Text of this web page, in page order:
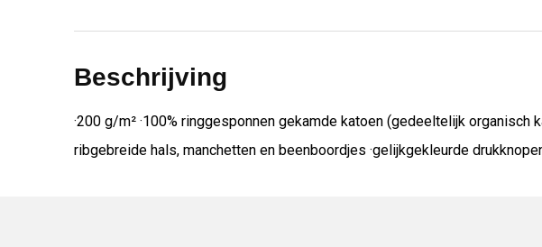
Beschrijving
·200 g/m² ·100% ringgesponnen gekamde katoen (gedeeltelijk organisch
ribgebreide hals, manchetten en beenboordjes ·gelijkgekleurde